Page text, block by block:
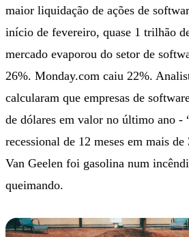
maior liquidação de ações de
início de fevereiro, quase 1 trilhão
mercado evaporou do setor de
26%. Monday.com caiu 22%.
calcularam que empresas de
de dólares em valor no último ano -
recessional de 12 meses em mais
Van Geelen foi gasolina num
queimando.